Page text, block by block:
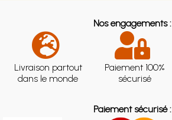
Nos engagements :
Livraison partout
dans le monde
Paiement 100%
sécurisé
Paiement sécurisé :